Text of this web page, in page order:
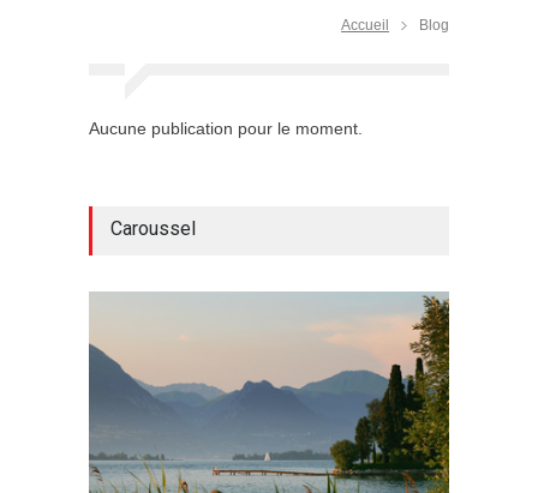
Accueil Blog
Aucune publication pour le moment.
Caroussel